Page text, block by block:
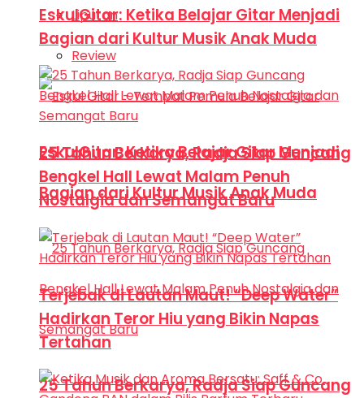
Liputan
Review
EskulGitar: Ketika Belajar Gitar Menjadi
Bagian dari Kultur Musik Anak Muda
25 Tahun Berkarya, Radja Siap Guncang
EskulGitar: Ketika Belajar Gitar Menjadi
Bagian dari Kultur Musik Anak Muda
25 Tahun Berkarya, Radja Siap Guncang
Bengkel Hall Lewat Malam Penuh
Nostalgia dan Semangat Baru
Terjebak di Lautan Maut! “Deep Water”
Hadirkan Teror Hiu yang Bikin Napas
Tertahan